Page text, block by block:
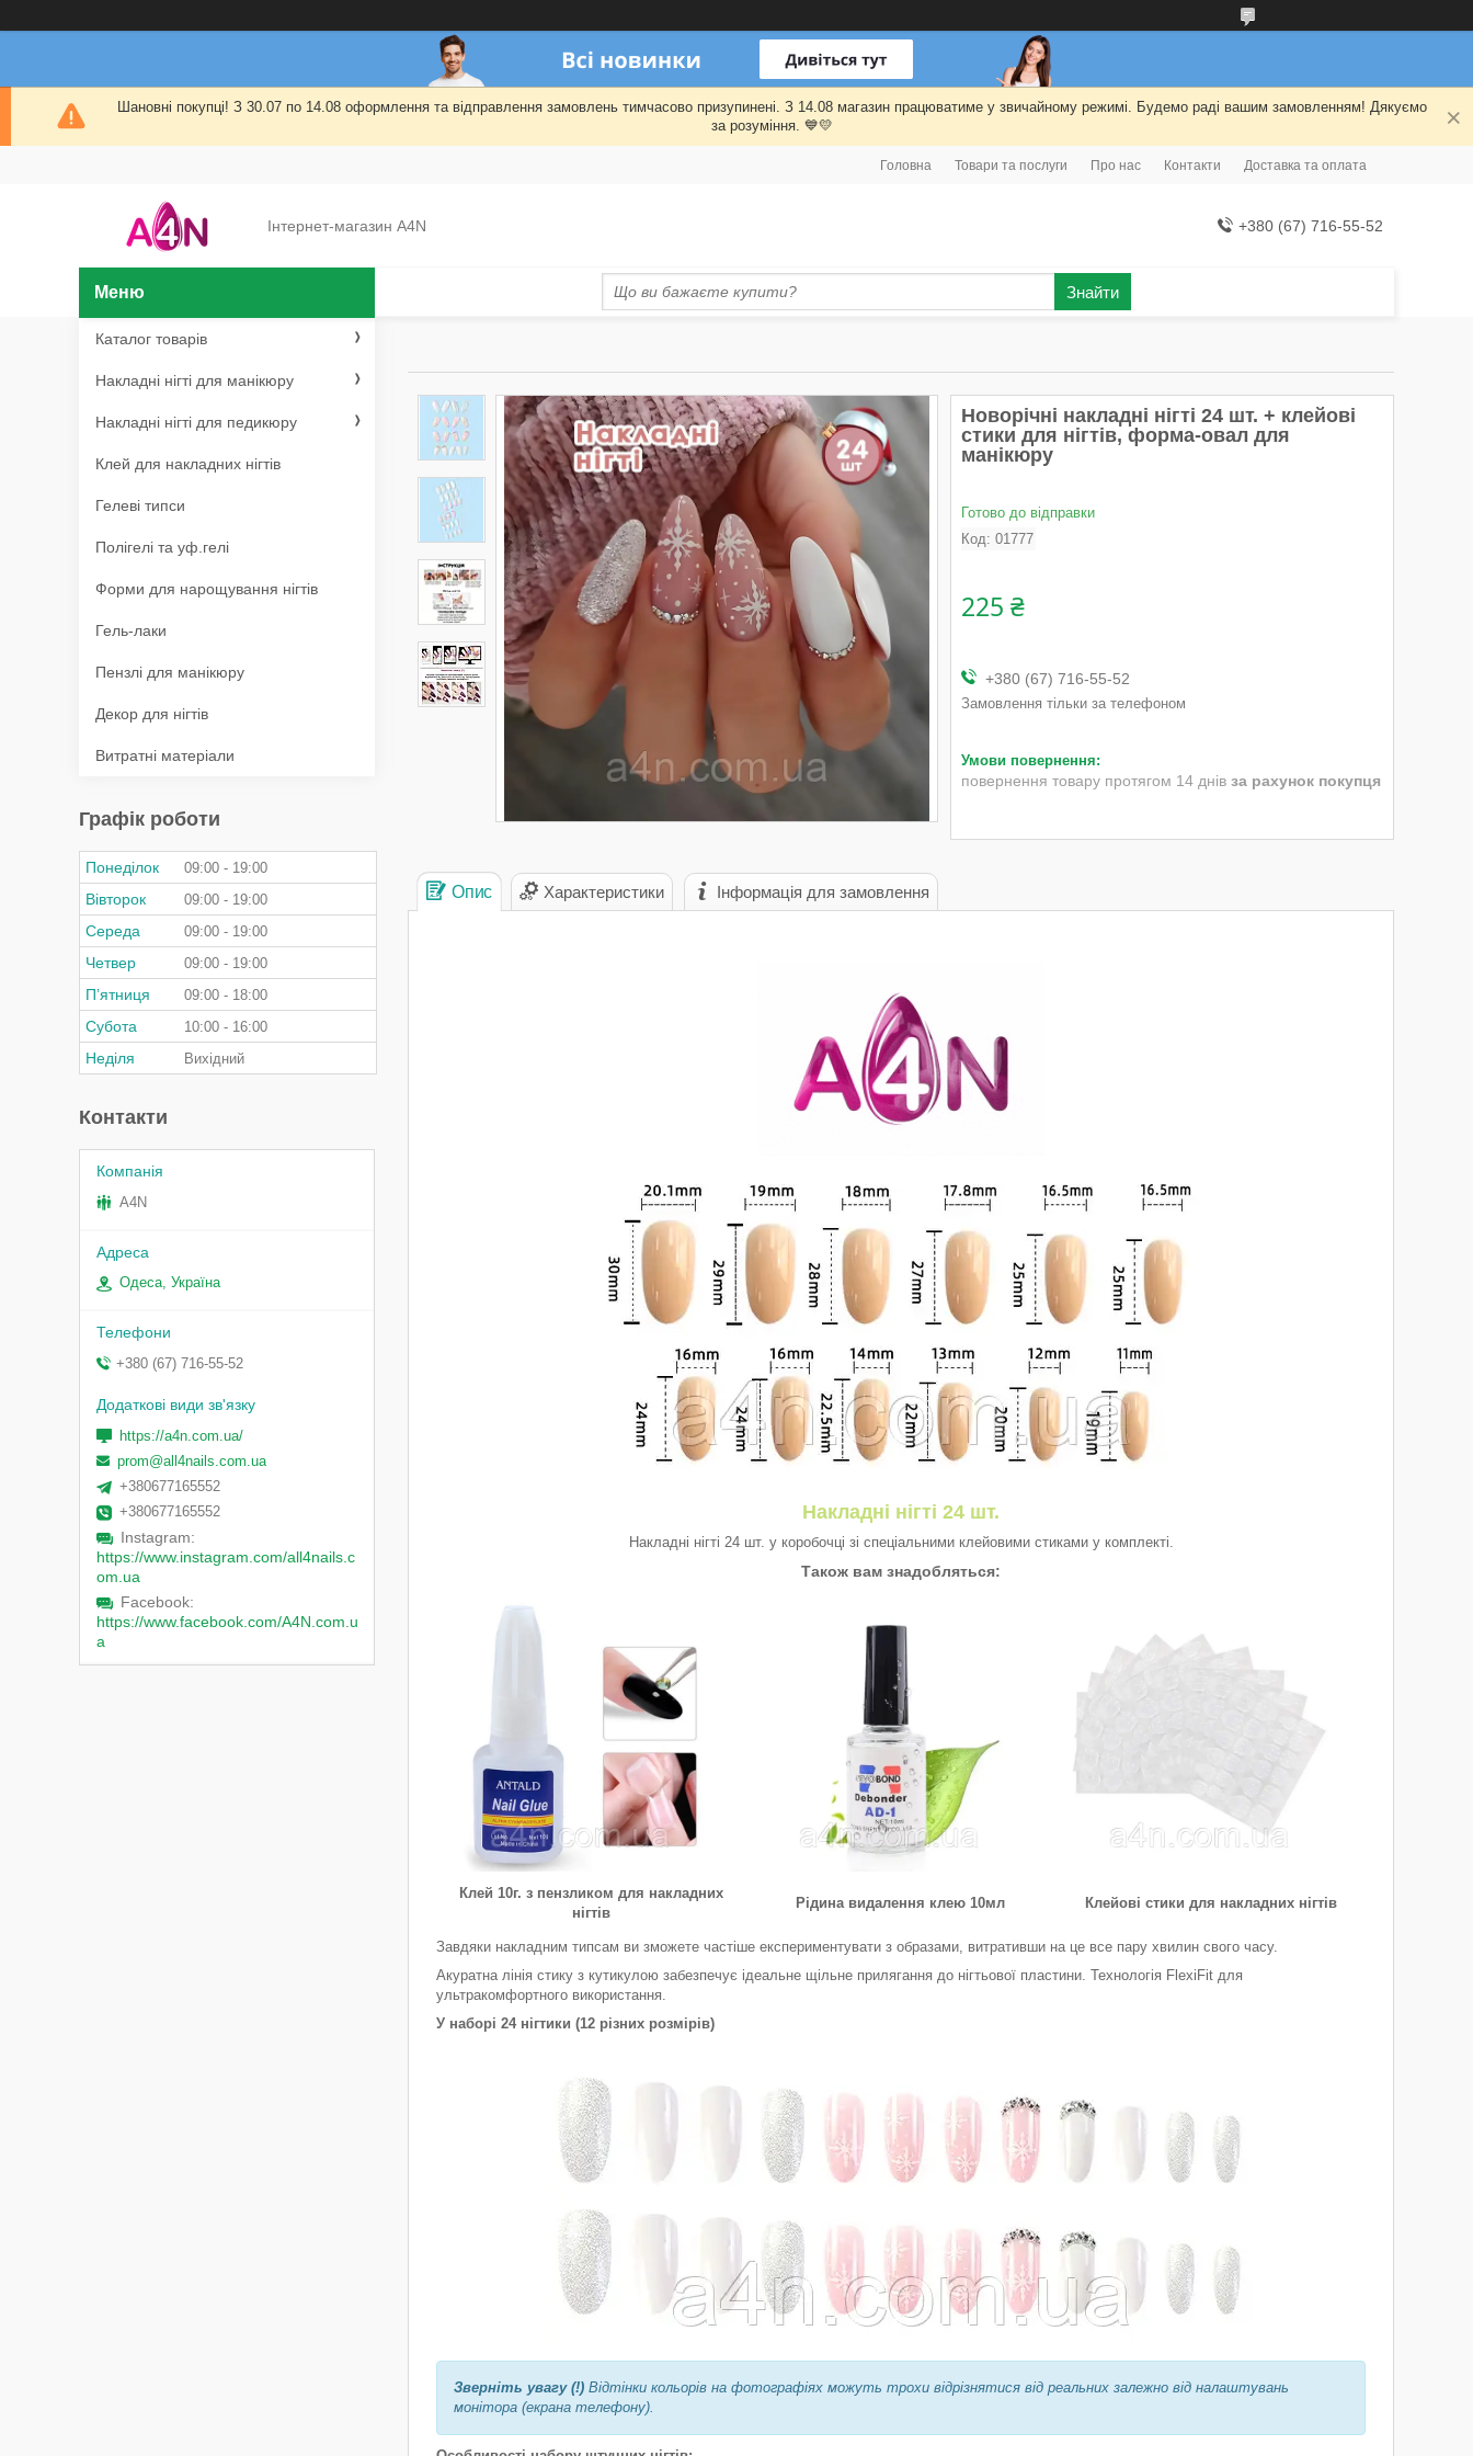
Шановні покупці! З 30.07 по 14.08 оформлення та відправлення замовлень тимчасово призупинені. З 14.08 магазин працюватиме у звичайному режимі. Будемо раді вашим замовленням! Дякуємо
за розуміння. 💙💛
Головна Товари та послуги Про нас Контакти Доставка та оплата
Інтернет-магазин A4N +380 (67) 716-55-52
Знайти
Новорічні накладні нігті 24 шт. + клейові
стики для нігтів, форма-овал для
манікюру
Готово до відправки
Код: 01777
225 ₴
+380 (67) 716-55-52
Замовлення тільки за телефоном
повернення товару протягом 14 днів за рахунок покупця
Опис Характеристики Інформація для замовлення
Накладні нігті 24 шт.
Накладні нігті 24 шт. у коробочці зі спеціальними клейовими стиками у комплекті.
Також вам знадобляться:
Клей 10г. з пензликом для накладних
нігтів
Рідина видалення клею 10мл Клейові стики для накладних нігтів
Завдяки накладним типсам ви зможете частіше експериментувати з образами, витративши на це все пару хвилин свого часу.
Акуратна лінія стику з кутикулою забезпечує ідеальне щільне прилягання до нігтьової пластини. Технологія FlexiFit для
ультракомфортного використання.
У наборі 24 нігтики (12 різних розмірів)
Зверніть увагу (!) Відтінки кольорів на фотографіях можуть трохи відрізнятися від реальних залежно від налаштувань
монітора (екрана телефону).
Каталог товарів
Накладні нігті для манікюру
Накладні нігті для педикюру
Клей для накладних нігтів
Гелеві типси
Полігелі та уф.гелі
Форми для нарощування нігтів
Гель-лаки
Пензлі для манікюру
Декор для нігтів
Витратні матеріали
Графік роботи
Понеділок 09:00 19:00
Вівторок 09:00 19:00
Середа 09:00 19:00
Четвер 09:00 19:00
Пʼятниця 09:00 18:00
Субота 10:00 16:00
Неділя Вихідний
Контакти
A4N
Одеса, Україна
+380 (67) 716-55-52
https://a4n.com.ua/
prom@all4nails.com.ua
+380677165552
+380677165552
Instagram
https://www.instagram.com/all4nails.c
om.ua
Facebook
https://www.facebook.com/A4N.com.u
a